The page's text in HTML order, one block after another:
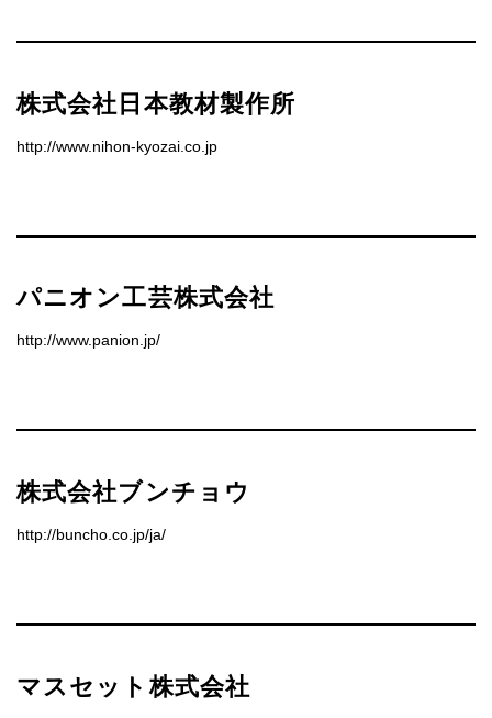
株式会社日本教材製作所
http://www.nihon-kyozai.co.jp
パニオン工芸株式会社
http://www.panion.jp/
株式会社ブンチョウ
http://buncho.co.jp/ja/
マスセット株式会社